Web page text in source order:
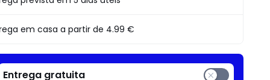
em casa a partir de 4.99 €
Entrega gratuita